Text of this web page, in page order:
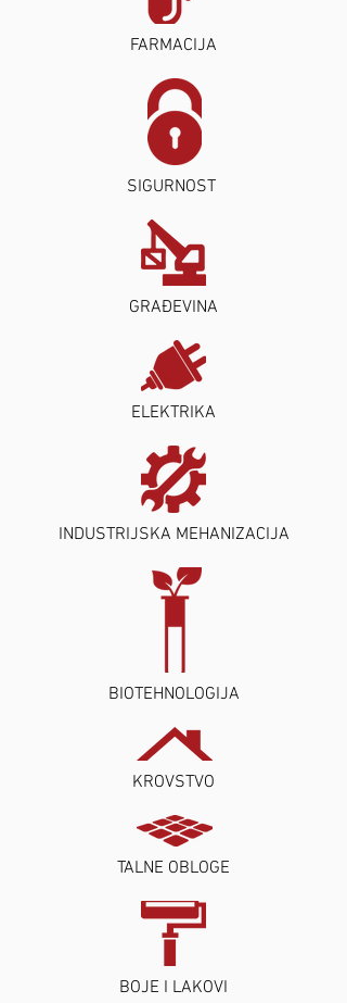
FARMACIJA
SIGURNOST
GRAĐEVINA
ELEKTRIKA
INDUSTRIJSKA MEHANIZACIJA
BIOTEHNOLOGIJA
KROVSTVO
TALNE OBLOGE
BOJE I LAKOVI